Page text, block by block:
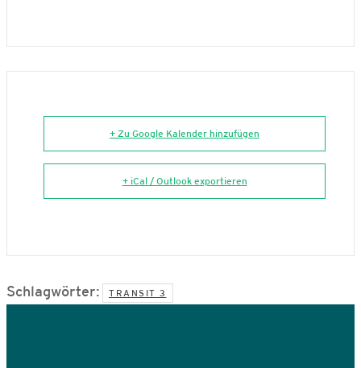
+ Zu Google Kalender hinzufügen
+ iCal / Outlook exportieren
Schlagwörter: TRANSIT 3